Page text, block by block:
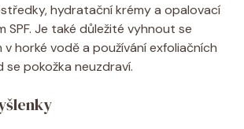
hydratační krémy a opalovací
SPF. Je také důležité vyhnout se
v horké vodě a používání exfoliačních
pokožka neuzdraví.